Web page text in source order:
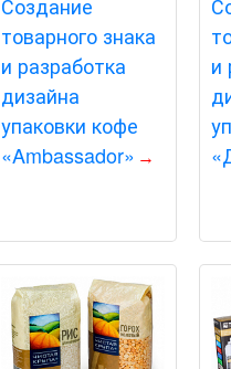
Создание
товарного знака
и разработка
дизайна
упаковки кофе
«Ambassador»
и